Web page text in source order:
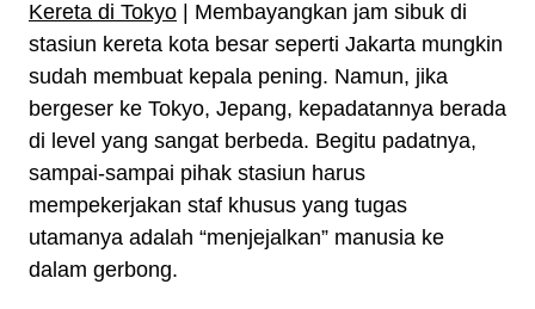
Kereta di Tokyo | Membayangkan jam sibuk di
stasiun kereta kota besar seperti Jakarta mungkin
sudah membuat kepala pening. Namun, jika
bergeser ke Tokyo, Jepang, kepadatannya berada
di level yang sangat berbeda. Begitu padatnya,
sampai-sampai pihak stasiun harus
mempekerjakan staf khusus yang tugas
utamanya adalah “menjejalkan” manusia ke
dalam gerbong.